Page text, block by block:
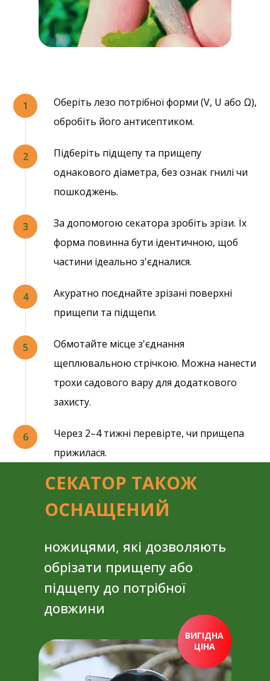
Оберіть лезо потрібної форми (V, U або Ω),
обробіть його антисептиком.
Підберіть підщепу та прищепу
однакового діаметра, без ознак гнилі чи
пошкоджень.
За допомогою секатора зробіть зрізи. Їх
форма повинна бути ідентичною, щоб
частини ідеально з'єдналися.
Акуратно поєднайте зрізані поверхні
прищепи та підщепи.
Обмотайте місце з'єднання
щеплювальною стрічкою. Можна нанести
трохи садового вару для додаткового
захисту.
Через 2–4 тижні перевірте, чи прищепа
прижилася.
ПРИДБАТИ ЗАРАЗ
СЕКАТОР ТАКОЖ
ОСНАЩЕНИЙ
ножицями, які дозволяють
обрізати прищепу або
підщепу до потрібної
довжини
ВИГІДНА
ЦІНА